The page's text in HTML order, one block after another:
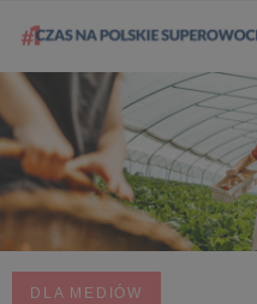
DLA MEDIÓW